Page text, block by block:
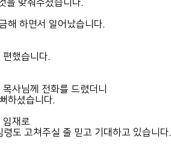
을 맞춰주셨습니다.
해 하면서 일어났습니다.
했습니다.
사님께 전화를 드렸더니
하셨습니다.
임재로
도 고쳐주실 줄 믿고 기대하고 있습니다.